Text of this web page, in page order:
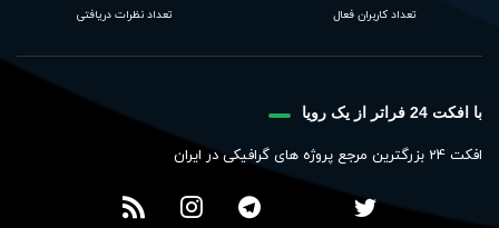
تعداد کاربران فعال تعداد نظرات دریافتی
با افکت 24 فراتر از یک رویا
افکت 24 بزرگترین مرجع پروژه های گرافیکی در ایران